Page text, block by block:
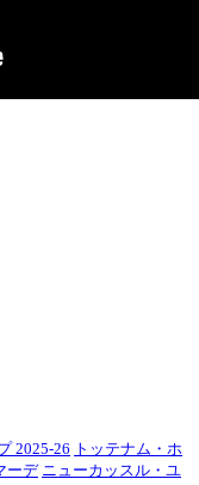
2025-26 トッテナム・ホ
ーデ ニューカッスル・ユ